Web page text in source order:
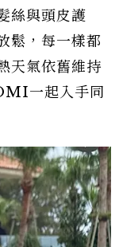
絲與頭皮護
鬆，每一樣都
天氣依舊維持
一起入手同